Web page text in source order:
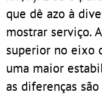
que dê azo à
mostrar serviço.
superior no eixo
uma maior
as diferenças